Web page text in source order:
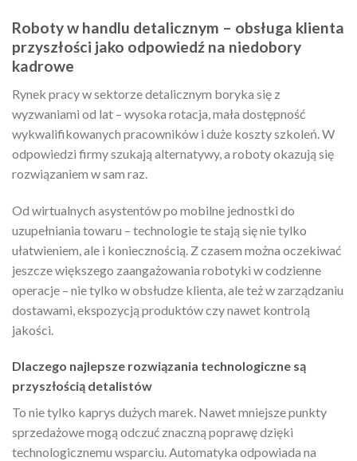
Roboty w handlu detalicznym – obsługa klienta
przyszłości jako odpowiedź na niedobory
kadrowe
Rynek pracy w sektorze detalicznym boryka się z
wyzwaniami od lat – wysoka rotacja, mała dostępność
wykwalifikowanych pracowników i duże koszty szkoleń. W
odpowiedzi firmy szukają alternatywy, a roboty okazują się
rozwiązaniem w sam raz.
Od wirtualnych asystentów po mobilne jednostki do
uzupełniania towaru – technologie te stają się nie tylko
ułatwieniem, ale i koniecznością. Z czasem można oczekiwać
jeszcze większego zaangażowania robotyki w codzienne
operacje – nie tylko w obsłudze klienta, ale też w zarządzaniu
dostawami, ekspozycją produktów czy nawet kontrolą
jakości.
Dlaczego najlepsze rozwiązania technologiczne są
przyszłością detalistów
To nie tylko kaprys dużych marek. Nawet mniejsze punkty
sprzedażowe mogą odczuć znaczną poprawę dzięki
technologicznemu wsparciu. Automatyka odpowiada na